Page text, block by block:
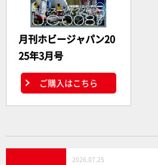
月刊ホビージャパン20
25年3月号
ご購入はこちら
2026.07.25